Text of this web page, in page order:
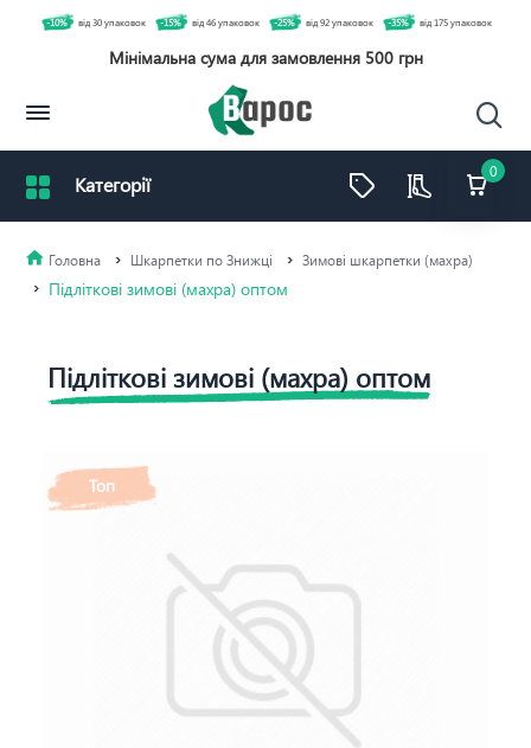
0
-10% від 30 упаковок -15% від 46 упаковок -25% від 92 упаковок -35% від 175 упаковок
Мінімальна сума для замовлення 500 грн
Шкарпетки по Знижці Зимові шкарпетки (махра)
Підліткові зимові (махра) оптом
Підліткові зимові (махра) оптом
Топ